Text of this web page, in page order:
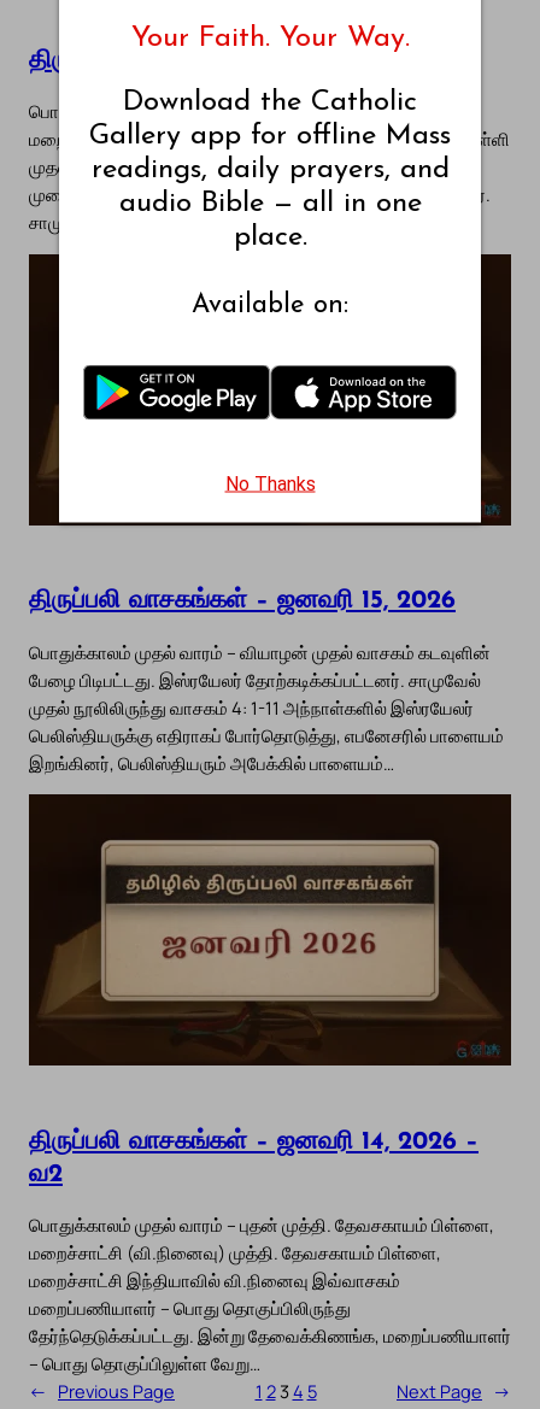
திருப்பலி வாசகங்கள் – ஜனவரி 16, 2026
பொதுக்காலம் முதல் வாரம் – வெள்ளி புனித ஜோசப் வாஸ் –
மறைப்பணியாளர் (நினைவு) பொதுக்காலம் முதல் வாரம் – வெள்ளி
முதல் வாசகம் நீங்கள் தேர்ந்துகொண்ட அரசனுக்கு எதிராய்
முறையிடுவீர்கள்; ஆண்டவர் உங்களுக்குச் செவிமடுக்கமாட்டார்.
சாமுவேல் முதல் நூலிலிருந்து…
திருப்பலி வாசகங்கள் – ஜனவரி 15, 2026
பொதுக்காலம் முதல் வாரம் – வியாழன் முதல் வாசகம் கடவுளின்
பேழை பிடிபட்டது. இஸ்ரயேலர் தோற்கடிக்கப்பட்டனர். சாமுவேல்
முதல் நூலிலிருந்து வாசகம் 4: 1-11 அந்நாள்களில் இஸ்ரயேலர்
பெலிஸ்தியருக்கு எதிராகப் போர்தொடுத்து, எபனேசரில் பாளையம்
இறங்கினர், பெலிஸ்தியரும் அபேக்கில் பாளையம்…
திருப்பலி வாசகங்கள் – ஜனவரி 14, 2026 –
வ2
பொதுக்காலம் முதல் வாரம் – புதன் முத்தி. தேவசகாயம் பிள்ளை,
மறைச்சாட்சி (வி.நினைவு) முத்தி. தேவசகாயம் பிள்ளை,
மறைச்சாட்சி இந்தியாவில் வி.நினைவு இவ்வாசகம்
மறைப்பணியாளர் – பொது தொகுப்பிலிருந்து
தேர்ந்தெடுக்கப்பட்டது. இன்று தேவைக்கிணங்க, மறைப்பணியாளர்
– பொது தொகுப்பிலுள்ள வேறு…
← Previous Page 1 2 34 5 Next Page →
Your Faith. Your Way.
Download the Catholic
Gallery app for offline Mass
readings, daily prayers, and
audio Bible — all in one
place.
Available on:
No Thanks